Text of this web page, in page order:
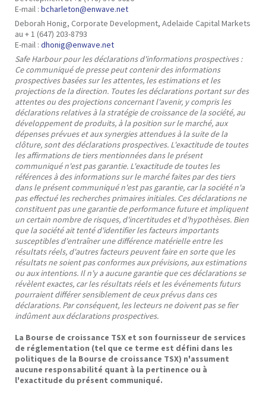
E-mail : bcharleton@enwave.net
Deborah Honig, Corporate Development, Adelaide Capital Markets
au + 1 (647) 203-8793
E-mail : dhonig@enwave.net
Safe Harbour pour les déclarations d'informations prospectives :
Ce communiqué de presse peut contenir des informations
prospectives basées sur les attentes, les estimations et les
projections de la direction. Toutes les déclarations portant sur des
attentes ou des projections concernant l'avenir, y compris les
déclarations relatives à la stratégie de croissance de la société, au
développement de produits, à la position sur le marché, aux
dépenses prévues et aux synergies attendues à la suite de la
clôture, sont des déclarations prospectives. L'exactitude de toutes
les affirmations de tiers mentionnées dans le présent
communiqué n'est pas garantie. L'exactitude de toutes les
références à des informations sur le marché faites par des tiers
dans le présent communiqué n'est pas garantie, car la société n'a
pas effectué les recherches primaires initiales. Ces déclarations ne
constituent pas une garantie de performance future et impliquent
un certain nombre de risques, d'incertitudes et d'hypothèses. Bien
que la société ait tenté d'identifier les facteurs importants
susceptibles d'entraîner une différence matérielle entre les
résultats réels, d'autres facteurs peuvent faire en sorte que les
résultats ne soient pas conformes aux prévisions, aux estimations
ou aux intentions. Il n'y a aucune garantie que ces déclarations se
révèlent exactes, car les résultats réels et les événements futurs
pourraient différer sensiblement de ceux prévus dans ces
déclarations. Par conséquent, les lecteurs ne doivent pas se fier
indûment aux déclarations prospectives.
La Bourse de croissance TSX et son fournisseur de services
de réglementation (tel que ce terme est défini dans les
politiques de la Bourse de croissance TSX) n'assument
aucune responsabilité quant à la pertinence ou à
l'exactitude du présent communiqué.